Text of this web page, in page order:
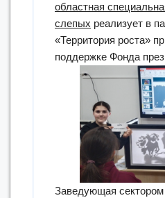
областная
слепых реализует в
«Территория роста»
поддержке Фонда
Заведующая сектором